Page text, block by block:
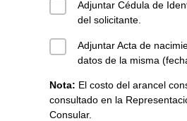
Adjuntar Cédula de
del solicitante.
Adjuntar Acta de
datos de la misma
Nota: El costo del arancel
consultado en la
Consular.